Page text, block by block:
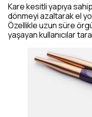
Kare kesitli yapıya
dönmeyi azaltarak el
Özellikle uzun süre
yaşayan kullanıcılar